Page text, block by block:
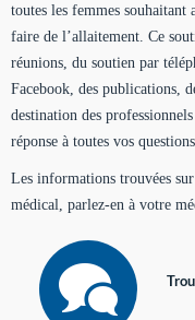
toutes les femmes
faire de l’allaitement. Ce
réunions, du soutien par
Facebook, des publications,
destination des
réponse à toutes vos
Les informations trouvées
médical, parlez-en à votre